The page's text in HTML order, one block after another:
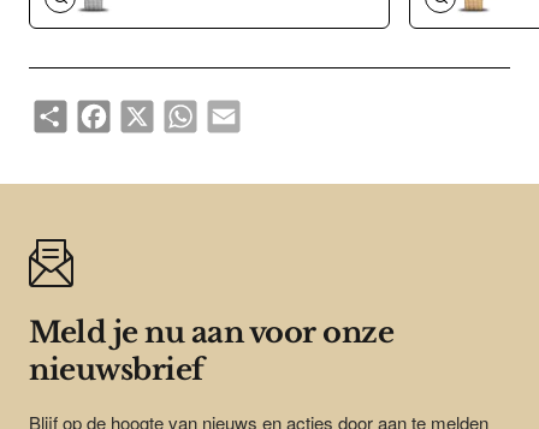
ShareFacebook
X WhatsAppEmail
Meld je nu aan voor onze
nieuwsbrief
Blijf op de hoogte van nieuws en acties door aan te melden